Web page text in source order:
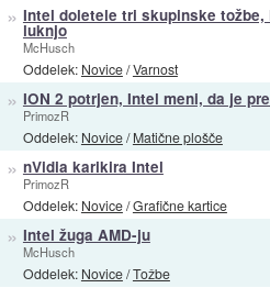
» Intel doletele tri skupinske tožbe,
luknjo
McHusch
Oddelek: Novice/Varnost
» ION 2 potrjen, Intel meni, da je
PrimozR
Oddelek: Novice/Matične plošče
» nVidia karikira Intel
PrimozR
Oddelek: Novice/Grafične kartice
» Intel žuga AMD-ju
McHusch
Oddelek: Novice/Tožbe